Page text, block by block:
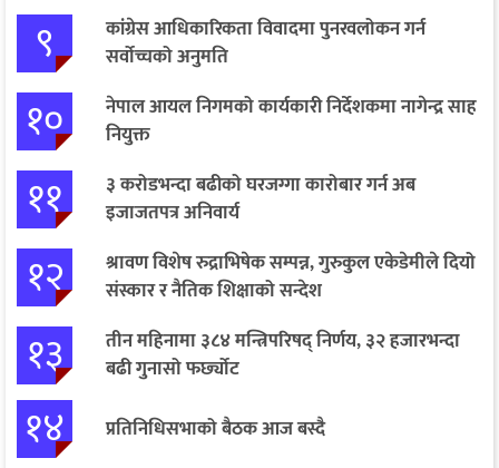
९
कांग्रेस आधिकारिकता विवादमा पुनरवलोकन गर्न
सर्वोच्चको अनुमति
१०
नेपाल आयल निगमको कार्यकारी निर्देशकमा नागेन्द्र साह
नियुक्त
११
३ करोडभन्दा बढीको घरजग्गा कारोबार गर्न अब
इजाजतपत्र अनिवार्य
१२
श्रावण विशेष रुद्राभिषेक सम्पन्न, गुरुकुल एकेडेमीले दियो
संस्कार र नैतिक शिक्षाको सन्देश
१३
तीन महिनामा ३८४ मन्त्रिपरिषद् निर्णय, ३२ हजारभन्दा
बढी गुनासो फर्छ्योट
१४ प्रतिनिधिसभाको बैठक आज बस्दै